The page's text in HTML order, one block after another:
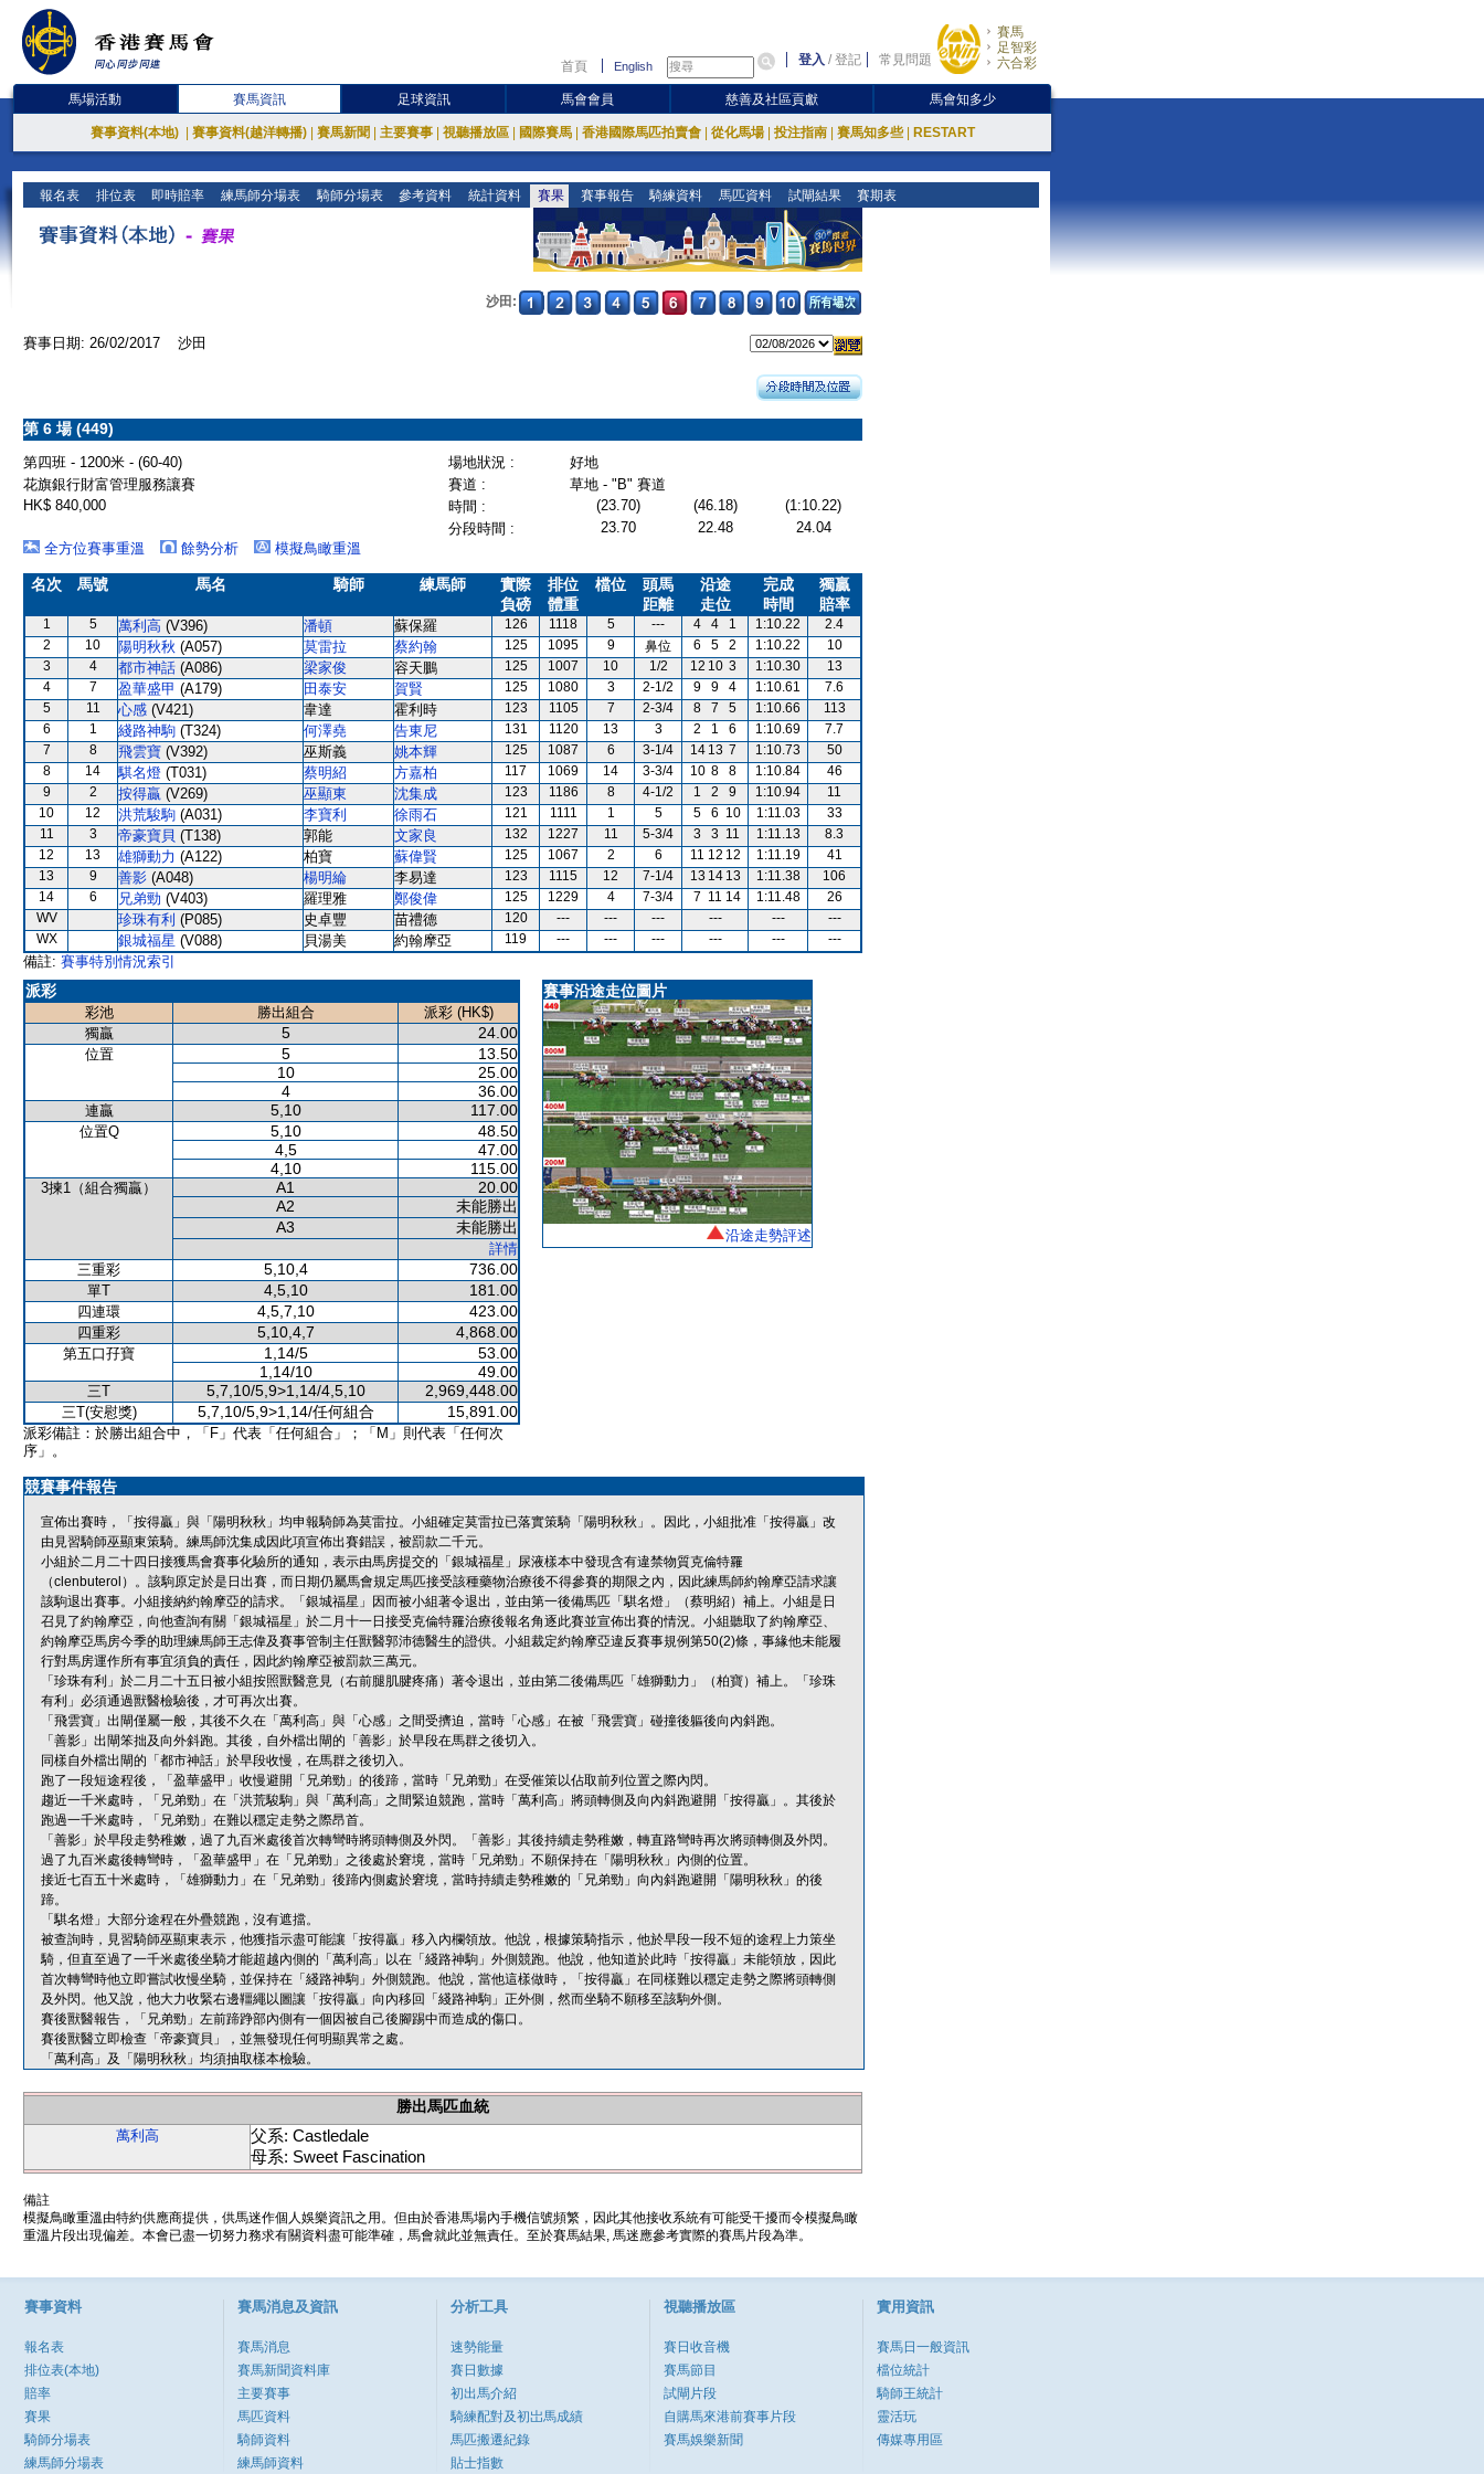
首頁 English 登入 /登記 常見問題
賽馬
足智彩
六合彩
馬場活動 賽馬資訊 足球資訊 馬會會員 慈善及社區貢獻 馬會知多少
賽事資料(本地) 賽事資料(越洋轉播) 賽馬新聞 主要賽事 視聽播放區 國際賽馬 香港國際馬匹拍賣會 從化馬場 投注指南 賽馬知多些 RESTART
報名表 排位表 即時賠率 練馬師分場表 騎師分場表 參考資料 統計資料 賽果 賽事報告 騎練資料 馬匹資料 試閘結果 賽期表
沙田:
賽事日期: 26/02/2017 沙田
第 6 場 (449)
第四班 - 1200米 - (60-40) 場地狀況 :
好地
花旗銀行財富管理服務讓賽
賽道 :
草地 - "B" 賽道
HK$ 840,000
時間 : (23.70) (46.18)
(1:10.22)
分段時間 :
23.70 22.48
24.04
全方位賽事重溫
餘勢分析 模擬鳥瞰重溫
名次 馬號 馬名 騎師 練馬師
實際
負磅
排位
體重
檔位
頭馬
距離
沿途
走位
完成
時間
獨贏
賠率
1 5 萬利高 (V396) 潘頓 蘇保羅 126 1118 5 --- 4 4 1 1:10.22
2.4
2
10 陽明秋秋 (A057) 莫雷拉 蔡約翰 125 1095 9 鼻位 6 5 2 1:10.22
10
3
4 都市神話 (A086) 梁家俊 容天鵬 125 1007 10 1/2 12 10 3 1:10.30
13
4
7 盈華盛甲 (A179) 田泰安 賀賢 125 1080 3 2-1/2 9 9 4 1:10.61
7.6
5
11 心感 (V421) 韋達 霍利時 123 1105 7 2-3/4 8 7 5 1:10.66
113
6
1 綫路神駒 (T324) 何澤堯 告東尼 131 1120 13 3 2 1 6 1:10.69
7.7
7
8 飛雲寶 (V392) 巫斯義 姚本輝 125 1087 6 3-1/4 14 13 7 1:10.73
50
8
14 騏名燈 (T031) 蔡明紹 方嘉柏 117 1069 14 3-3/4 10 8 8 1:10.84
46
9
2 按得贏 (V269) 巫顯東 沈集成 123 1186 8 4-1/2 1 2 9 1:10.94
11
10
12 洪荒駿駒 (A031) 李寶利 徐雨石 121 1111 1 5 5 6 10 1:11.03
33
11
3 帝豪寶貝 (T138) 郭能 文家良 132 1227 11 5-3/4 3 3 11 1:11.13
8.3
12
13 雄獅動力 (A122) 柏寶 蘇偉賢 125 1067 2 6 11 12 12 1:11.19
41
13
9 善影 (A048) 楊明綸 李易達 123 1115 12 7-1/4 13 14 13 1:11.38
106
14
6 兄弟勁 (V403) 羅理雅 鄭俊偉 125 1229 4 7-3/4 7 11 14 1:11.48
26
WV
珍珠有利 (P085) 史卓豐 苗禮德 120 --- --- --- --- ---
---
WX
銀城福星 (V088) 貝湯美 約翰摩亞 119 --- --- --- --- --- ---
備註: 賽事特別情況索引
派彩
彩池 勝出組合
派彩 (HK$)
獨贏
5 24.00
位置 5
13.50
10
25.00
4
36.00
連贏 5,10 117.00
位置Q 5,10
48.50
4,5
47.00
4,10
115.00
3揀1（組合獨贏） A1
20.00
A2
未能勝出
A3
未能勝出
詳情
三重彩
5,10,4 736.00
單T 4,5,10 181.00
四連環 4,5,7,10 423.00
四重彩 5,10,4,7 4,868.00
第五口孖寶 1,14/5
53.00
1,14/10
49.00
三T 5,7,10/5,9>1,14/4,5,10 2,969,448.00
三T(安慰獎) 5,7,10/5,9>1,14/任何組合 15,891.00
派彩備註：於勝出組合中，「F」代表「任何組合」；「M」則代表「任何次
序」。
賽事沿途走位圖片
沿途走勢評述
競賽事件報告
宣佈出賽時，「按得贏」與「陽明秋秋」均申報騎師為莫雷拉。小組確定莫雷拉已落實策騎「陽明秋秋」。因此，小組批准「按得贏」改
由見習騎師巫顯東策騎。練馬師沈集成因此項宣佈出賽錯誤，被罰款二千元。
小組於二月二十四日接獲馬會賽事化驗所的通知，表示由馬房提交的「銀城福星」尿液樣本中發現含有違禁物質克倫特羅
（clenbuterol）。該駒原定於是日出賽，而日期仍屬馬會規定馬匹接受該種藥物治療後不得參賽的期限之內，因此練馬師約翰摩亞請求讓
該駒退出賽事。小組接納約翰摩亞的請求。「銀城福星」因而被小組著令退出，並由第一後備馬匹「騏名燈」（蔡明紹）補上。小組是日
召見了約翰摩亞，向他查詢有關「銀城福星」於二月十一日接受克倫特羅治療後報名角逐此賽並宣佈出賽的情況。小組聽取了約翰摩亞、
約翰摩亞馬房今季的助理練馬師王志偉及賽事管制主任獸醫郭沛德醫生的證供。小組裁定約翰摩亞違反賽事規例第50(2)條，事緣他未能履
行對馬房運作所有事宜須負的責任，因此約翰摩亞被罰款三萬元。
「珍珠有利」於二月二十五日被小組按照獸醫意見（右前腿肌腱疼痛）著令退出，並由第二後備馬匹「雄獅動力」（柏寶）補上。「珍珠
有利」必須通過獸醫檢驗後，才可再次出賽。
「飛雲寶」出閘僅屬一般，其後不久在「萬利高」與「心感」之間受擠迫，當時「心感」在被「飛雲寶」碰撞後軀後向內斜跑。
「善影」出閘笨拙及向外斜跑。其後，自外檔出閘的「善影」於早段在馬群之後切入。
同樣自外檔出閘的「都市神話」於早段收慢，在馬群之後切入。
跑了一段短途程後，「盈華盛甲」收慢避開「兄弟勁」的後蹄，當時「兄弟勁」在受催策以佔取前列位置之際內閃。
趨近一千米處時，「兄弟勁」在「洪荒駿駒」與「萬利高」之間緊迫競跑，當時「萬利高」將頭轉側及向內斜跑避開「按得贏」。其後於
跑過一千米處時，「兄弟勁」在難以穩定走勢之際昂首。
「善影」於早段走勢稚嫩，過了九百米處後首次轉彎時將頭轉側及外閃。「善影」其後持續走勢稚嫩，轉直路彎時再次將頭轉側及外閃。
過了九百米處後轉彎時，「盈華盛甲」在「兄弟勁」之後處於窘境，當時「兄弟勁」不願保持在「陽明秋秋」內側的位置。
接近七百五十米處時，「雄獅動力」在「兄弟勁」後蹄內側處於窘境，當時持續走勢稚嫩的「兄弟勁」向內斜跑避開「陽明秋秋」的後
蹄。
「騏名燈」大部分途程在外疊競跑，沒有遮擋。
被查詢時，見習騎師巫顯東表示，他獲指示盡可能讓「按得贏」移入內欄領放。他說，根據策騎指示，他於早段一段不短的途程上力策坐
騎，但直至過了一千米處後坐騎才能超越內側的「萬利高」以在「綫路神駒」外側競跑。他說，他知道於此時「按得贏」未能領放，因此
首次轉彎時他立即嘗試收慢坐騎，並保持在「綫路神駒」外側競跑。他說，當他這樣做時，「按得贏」在同樣難以穩定走勢之際將頭轉側
及外閃。他又說，他大力收緊右邊韁繩以圖讓「按得贏」向內移回「綫路神駒」正外側，然而坐騎不願移至該駒外側。
賽後獸醫報告，「兄弟勁」左前蹄踭部內側有一個因被自己後腳踢中而造成的傷口。
賽後獸醫立即檢查「帝豪寶貝」，並無發現任何明顯異常之處。
「萬利高」及「陽明秋秋」均須抽取樣本檢驗。
勝出馬匹血統
萬利高
父系: Castledale
母系: Sweet Fascination
備註
模擬鳥瞰重溫由特約供應商提供，供馬迷作個人娛樂資訊之用。但由於香港馬場內手機信號頻繁，因此其他接收系統有可能受干擾而令模擬鳥瞰
重溫片段出現偏差。本會已盡一切努力務求有關資料盡可能準確，馬會就此並無責任。至於賽馬結果, 馬迷應參考實際的賽馬片段為準。
賽事資料
報名表
排位表(本地)
賠率
賽果
騎師分場表
練馬師分場表
賽馬消息及資訊
賽馬消息
賽馬新聞資料庫
主要賽事
馬匹資料
騎師資料
練馬師資料
分析工具
速勢能量
賽日數據
初出馬介紹
騎練配對及初岀馬成績
馬匹搬遷紀錄
貼士指數
視聽播放區
賽日收音機
賽馬節目
試閘片段
自購馬來港前賽事片段
賽馬娛樂新聞
實用資訊
賽馬日一般資訊
檔位統計
騎師王統計
靈活玩
傳媒專用區